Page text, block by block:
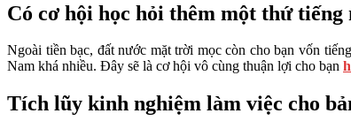
Có cơ hội học hỏi thêm một thứ tiếng
Ngoài tiền bạc, đất nước mặt trời mọc còn cho bạn vốn
Nam khá nhiều. Đây sẽ là cơ hội vô cùng thuận lợi cho bạn
Tích lũy kinh nghiệm làm việc cho